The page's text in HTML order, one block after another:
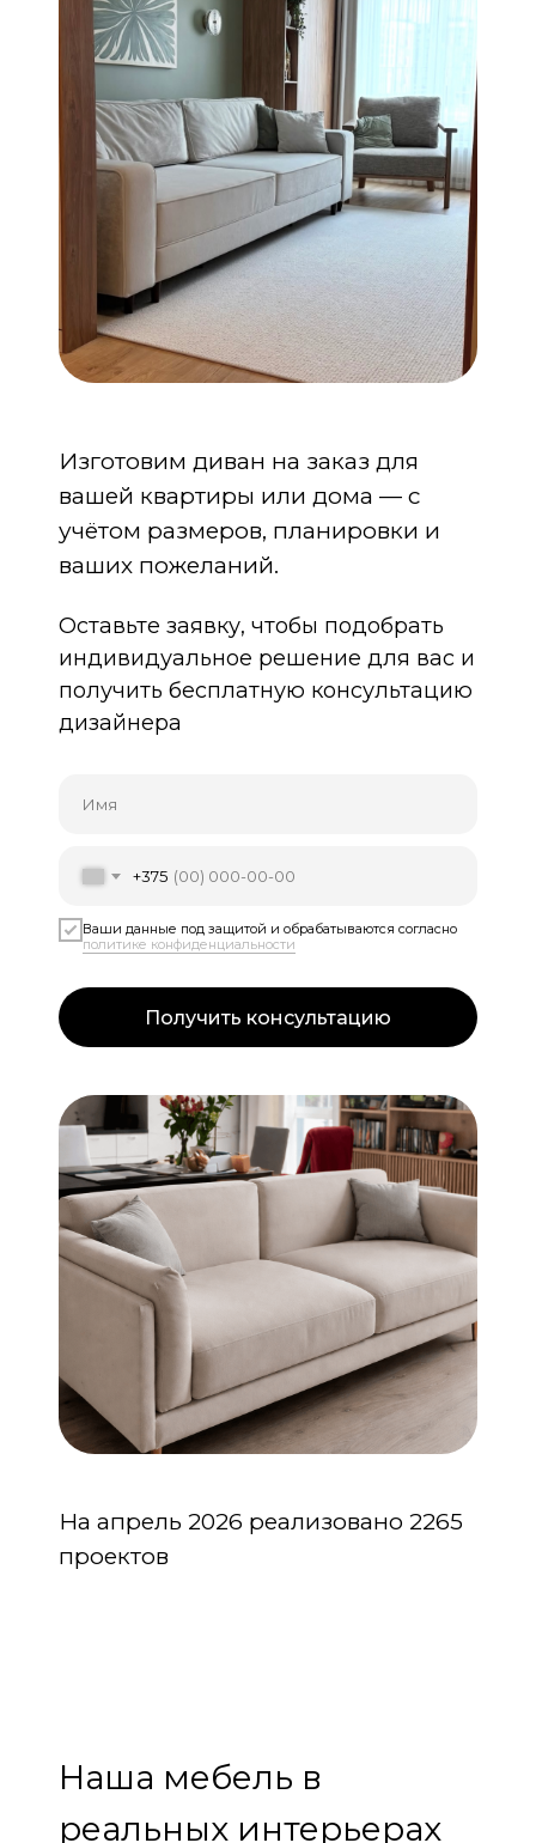
На апрель 2026 реализовано 2265
проектов
Изготовим диван на заказ для
вашей квартиры или дома — с
учётом размеров, планировки и
ваших пожеланий.
Оставьте заявку, чтобы подобрать
индивидуальное решение для вас и
получить бесплатную консультацию
дизайнера
Имя
+375
Ваши данные под защитой и обрабатываются согласно
политике конфиденциальности
Получить консультацию
Наша мебель в
реальных интерьерах